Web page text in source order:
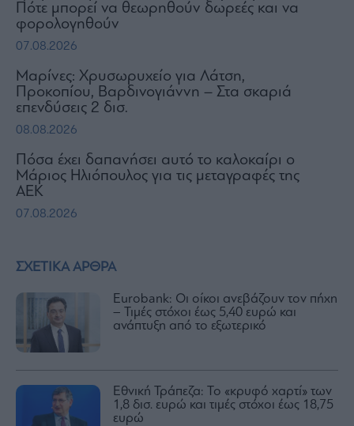
ΣΧΕΤΙΚΑ ΑΡΘΡΑ
Eurobank: Οι οίκοι ανεβάζουν τον πήχη
– Τιμές στόχοι έως 5,40 ευρώ και
ανάπτυξη από το εξωτερικό
Εθνική Τράπεζα: Το «κρυφό χαρτί» των
1,8 δισ. ευρώ και τιμές στόχοι έως 18,75
ευρώ
Πότε μπορεί να θεωρηθούν δωρεές και να
φορολογηθούν
07.08.2026
Μαρίνες: Χρυσωρυχείο για Λάτση,
Προκοπίου, Βαρδινογιάννη – Στα σκαριά
επενδύσεις 2 δισ.
08.08.2026
Πόσα έχει δαπανήσει αυτό το καλοκαίρι ο
Μάριος Ηλιόπουλος για τις μεταγραφές της
ΑΕΚ
07.08.2026